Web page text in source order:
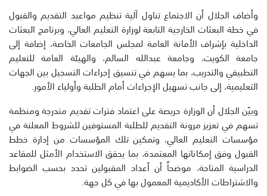
وأضاف الجلال أن الاجتماع تناول آلية تنظيم مواعيد التقديم والقبول
في خطة البعثات الخارجية التابعة لوزارة التعليم العالي، وبرنامج البعثات
الداخلية بإشراف الأمانة العامة لمجلس الجامعات الخاصة، إضافة إلى
جامعة الكويت، وجامعة عبدالله السالم، والهيئة العامة للتعليم
التطبيقي والتدريب، بما يسهم في تنسيق إجراءات التسجيل بين الجهات
التعليمية، إلى جانب تسهيل الإجراءات أمام الطلبة وأولياء الأمور.
وبيّن الجلال أن الوزارة حريصة على اعتماد فترات تقديم متدرجة ومنظمة
تسهم في تعزيز مرونة التقديم للطلبة المستوفين للشروط المعلنة في
مؤسسات التعليم العالي، وتمكين تلك المؤسسات من إدارة خطط
القبول وفق إمكاناتها المعتمدة، بما يحقق الاستخدام الأمثل للمقاعد
الدراسية المتاحة، موضحاً أن أعداد المقبولين تحدد بحسب الضوابط
والاشتراطات الأكاديمية المعمول بها في كل جهة.